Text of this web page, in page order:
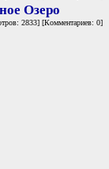
Озеро
2833] [Комментариев: 0]